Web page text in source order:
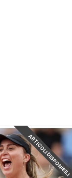
ARTICOLI DISPONIBILI